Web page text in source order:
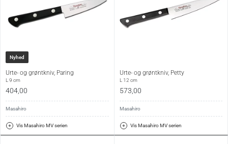
Nyhed
Urte- og grøntkniv, Paring
L 9 cm
404,00
Masahiro
Vis Masahiro MV serien
Urte- og grøntkniv, Petty
L 12 cm
573,00
Masahiro
Vis Masahiro MV serien